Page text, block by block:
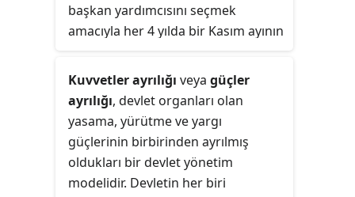
seçimlerle yenilenir. Her senatörün
bir sonraki seçime kadar olan görev
başkan yardımcısını seçmek
amacıyla her 4 yılda bir Kasım ayının
gününde yapılır. Bu formüle göre
seçimlerin günü yıllara göre 2
Kasım ile 8 Kasım günleri arasında
değişir. ABD'nin en son başkanlık
seçimi 3 Kasım 2020 tarihinde
yapılmıştır.
Kuvvetler ayrılığı veya güçler
ayrılığı, devlet organları olan
yasama, yürütme ve yargı
güçlerinin birbirinden ayrılmış
oldukları bir devlet yönetim
modelidir. Devletin her biri